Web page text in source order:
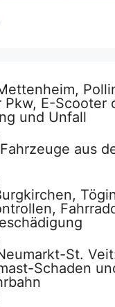
Pkw, E-Scooter
und Unfall
aus
St.
Schaden